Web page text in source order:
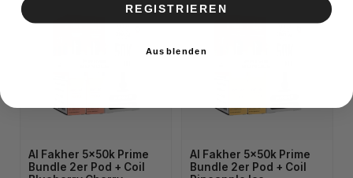
Al Fakher 5x50k Prime
Bundle 2er Pod + Coil
Al Fakher 5x50k Prime
Bundle 2er Pod + Coil
REGISTRIEREN
Ausblenden